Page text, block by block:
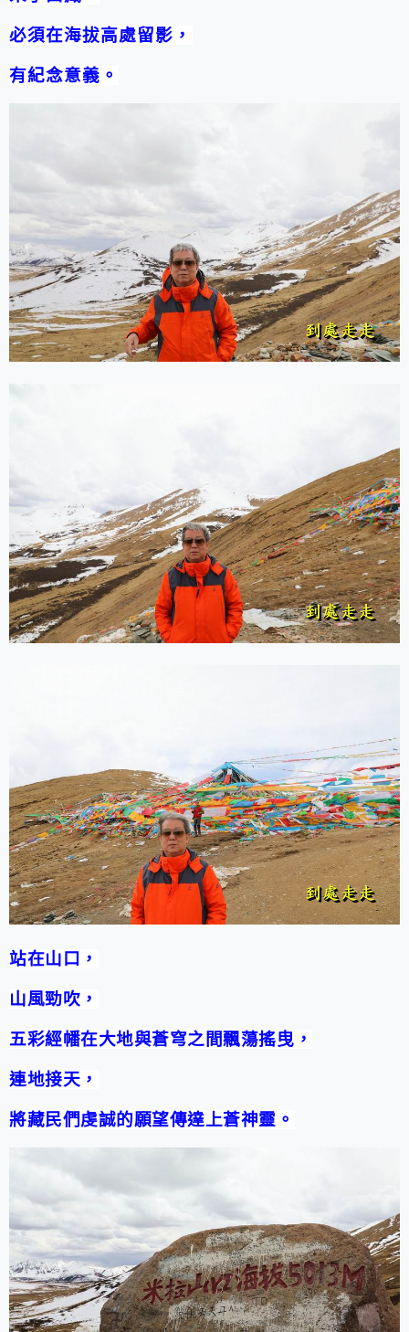
必須在海拔高處留影，
有紀念意義。
站在山口，
山風勁吹，
五彩經幡在大地與蒼穹之間飄蕩搖曳，
連地接天，
將藏民們虔誠的願望傳達上蒼神靈。